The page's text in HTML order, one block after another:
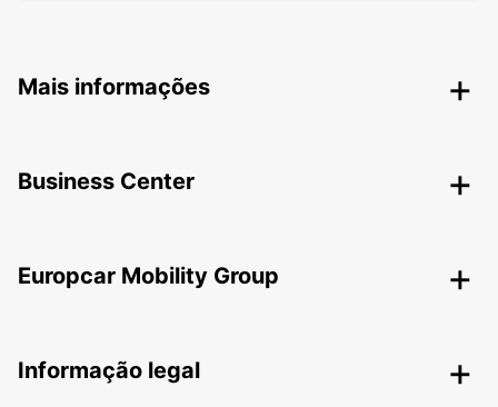
Mais informações
Business Center
Europcar Mobility Group
Informação legal